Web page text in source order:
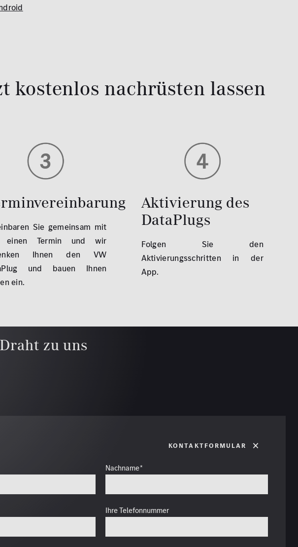
kostenlos nachrüsten lassen
Sie gemeinsam mit
einen Termin und wir
Ihnen den VW
und bauen Ihnen
ein.
Aktivierung des
DataPlugs
Folgen Sie den
Aktivierungsschritten in der
App.
zu uns
Kontaktformular